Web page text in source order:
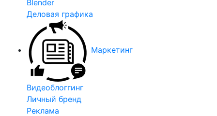
Blender
Деловая графика
Маркетинг
Видеоблоггинг
Личный бренд
Реклама